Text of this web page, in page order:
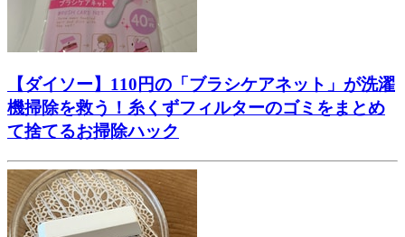
【ダイソー】110円の「ブラシケアネット」が洗濯
機掃除を救う！糸くずフィルターのゴミをまとめ
て捨てるお掃除ハック